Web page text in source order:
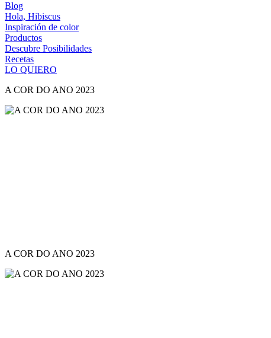
Blog
Hola, Hibiscus
Inspiración de color
Productos
Descubre Posibilidades
Recetas
LO QUIERO
A COR DO ANO 2023
A COR DO ANO 2023